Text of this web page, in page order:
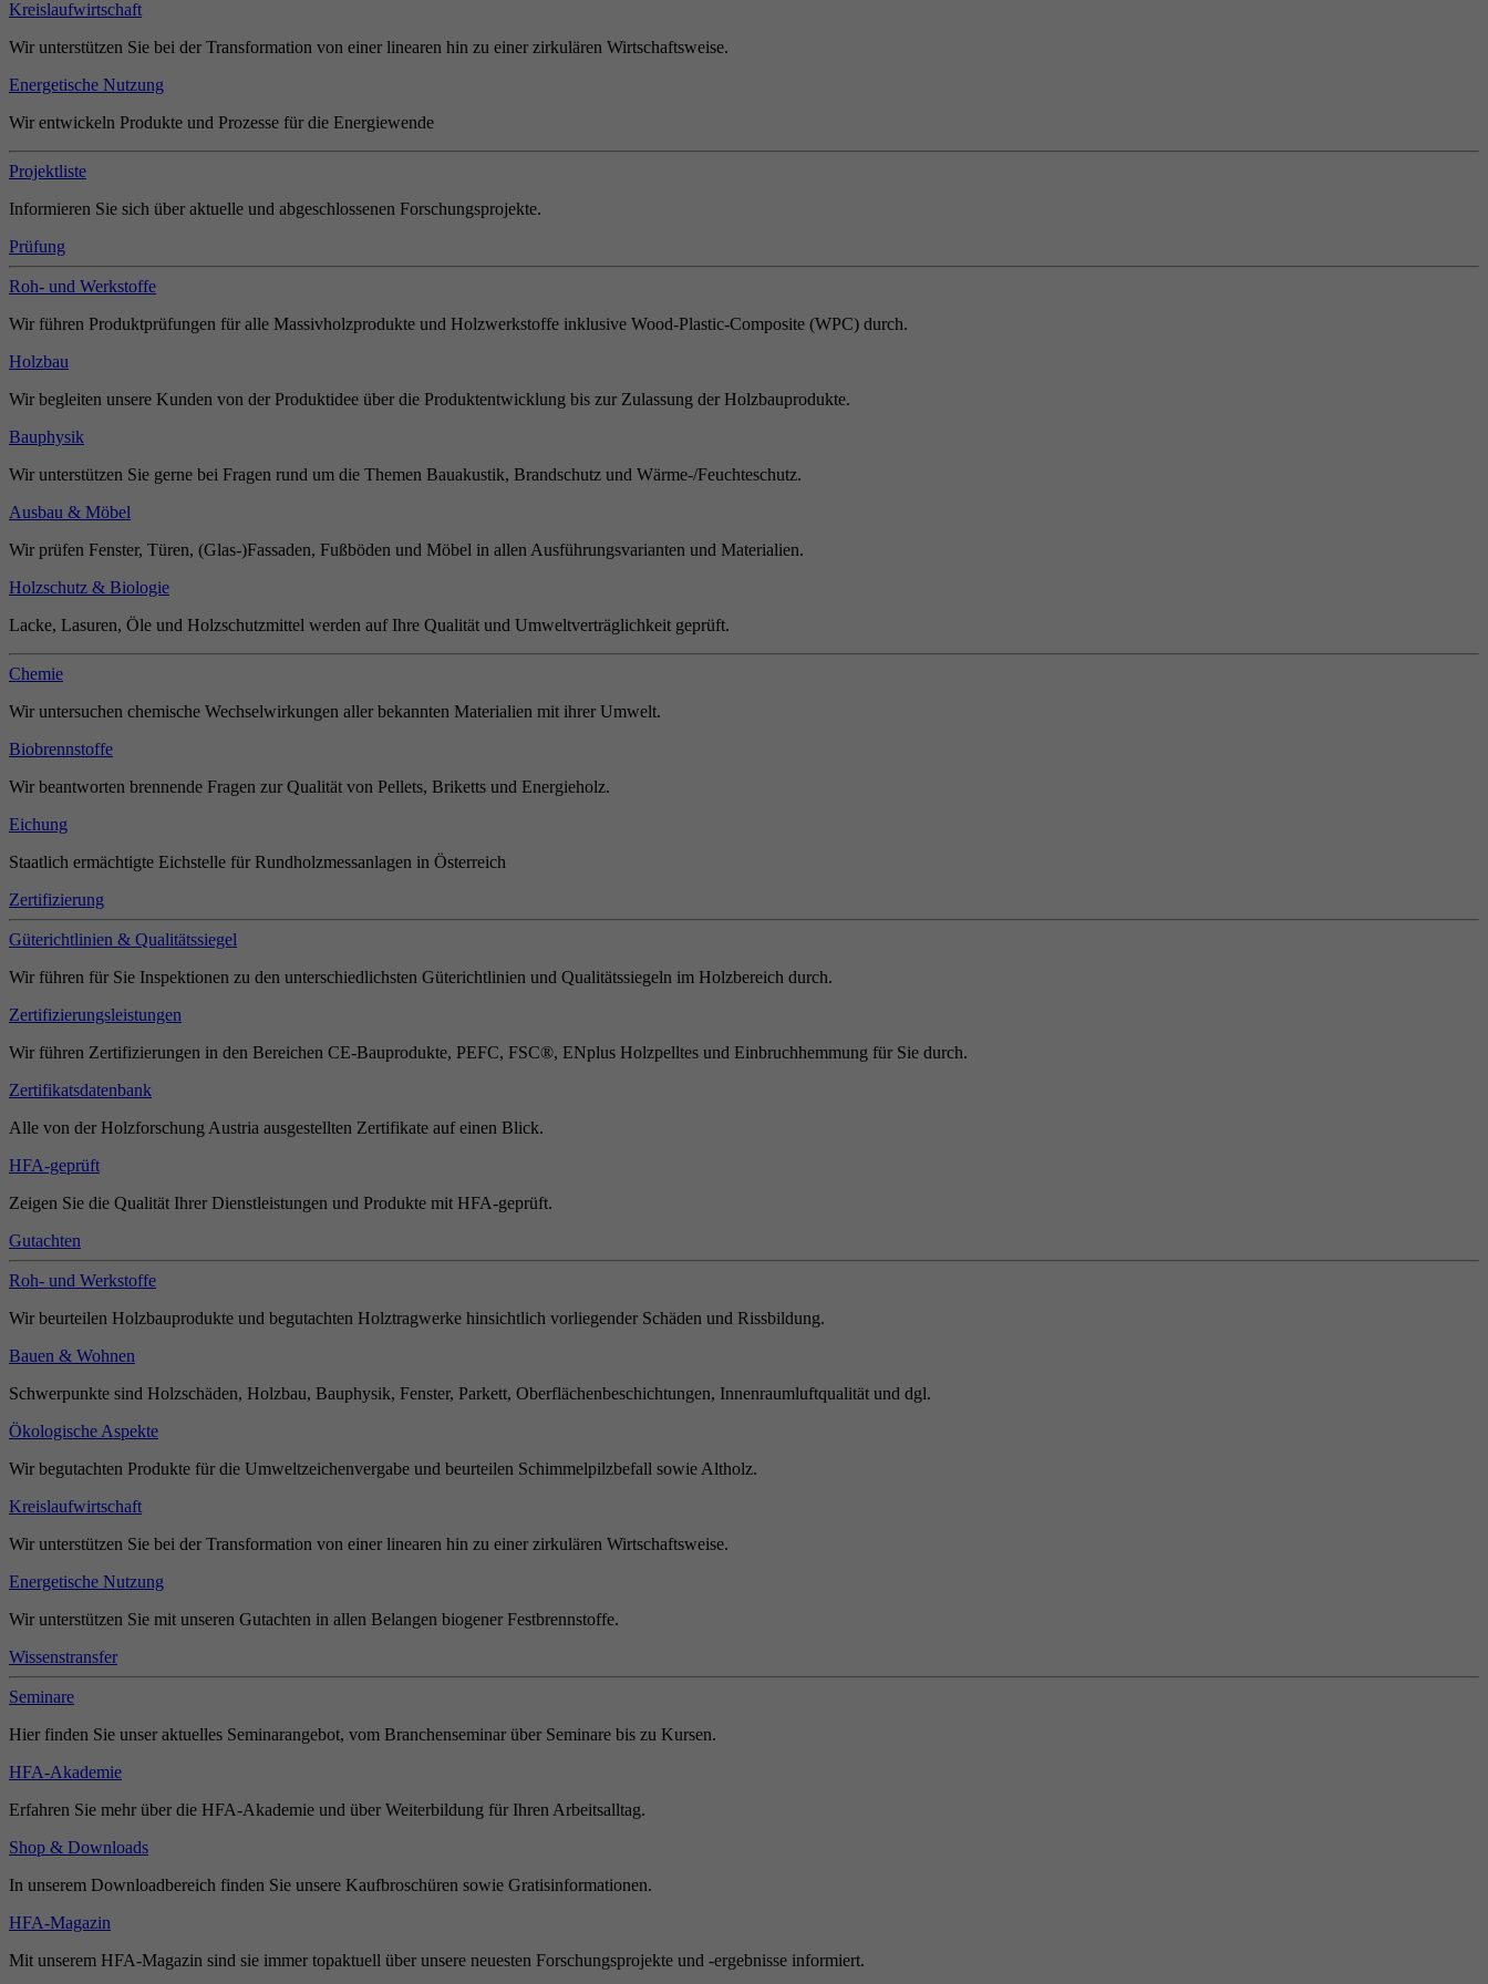
Kreislaufwirtschaft
Wir unterstützen Sie bei der Transformation von einer linearen hin zu einer zirkulären Wirtschaftsweise.
Energetische Nutzung
Wir entwickeln Produkte und Prozesse für die Energiewende
Projektliste
Informieren Sie sich über aktuelle und abgeschlossenen Forschungsprojekte.
Prüfung
Roh- und Werkstoffe
Wir führen Produktprüfungen für alle Massivholzprodukte und Holzwerkstoffe inklusive Wood-Plastic-Composite (WPC) durch.
Holzbau
Wir begleiten unsere Kunden von der Produktidee über die Produktentwicklung bis zur Zulassung der Holzbauprodukte.
Bauphysik
Wir unterstützen Sie gerne bei Fragen rund um die Themen Bauakustik, Brandschutz und Wärme-/Feuchteschutz.
Ausbau & Möbel
Wir prüfen Fenster, Türen, (Glas-)Fassaden, Fußböden und Möbel in allen Ausführungsvarianten und Materialien.
Holzschutz & Biologie
Lacke, Lasuren, Öle und Holzschutzmittel werden auf Ihre Qualität und Umweltverträglichkeit geprüft.
Chemie
Wir untersuchen chemische Wechselwirkungen aller bekannten Materialien mit ihrer Umwelt.
Biobrennstoffe
Wir beantworten brennende Fragen zur Qualität von Pellets, Briketts und Energieholz.
Eichung
Staatlich ermächtigte Eichstelle für Rundholzmessanlagen in Österreich
Zertifizierung
Güterichtlinien & Qualitätssiegel
Wir führen für Sie Inspektionen zu den unterschiedlichsten Güterichtlinien und Qualitätssiegeln im Holzbereich durch.
Zertifizierungsleistungen
Wir führen Zertifizierungen in den Bereichen CE-Bauprodukte, PEFC, FSC®, ENplus Holzpelltes und Einbruchhemmung für Sie durch.
Zertifikatsdatenbank
Alle von der Holzforschung Austria ausgestellten Zertifikate auf einen Blick.
HFA-geprüft
Zeigen Sie die Qualität Ihrer Dienstleistungen und Produkte mit HFA-geprüft.
Gutachten
Roh- und Werkstoffe
Wir beurteilen Holzbauprodukte und begutachten Holztragwerke hinsichtlich vorliegender Schäden und Rissbildung.
Bauen & Wohnen
Schwerpunkte sind Holzschäden, Holzbau, Bauphysik, Fenster, Parkett, Oberflächenbeschichtungen, Innenraumluftqualität und dgl.
Ökologische Aspekte
Wir begutachten Produkte für die Umweltzeichenvergabe und beurteilen Schimmelpilzbefall sowie Altholz.
Kreislaufwirtschaft
Wir unterstützen Sie bei der Transformation von einer linearen hin zu einer zirkulären Wirtschaftsweise.
Energetische Nutzung
Wir unterstützen Sie mit unseren Gutachten in allen Belangen biogener Festbrennstoffe.
Wissenstransfer
Seminare
Hier finden Sie unser aktuelles Seminarangebot, vom Branchenseminar über Seminare bis zu Kursen.
HFA-Akademie
Erfahren Sie mehr über die HFA-Akademie und über Weiterbildung für Ihren Arbeitsalltag.
Shop & Downloads
In unserem Downloadbereich finden Sie unsere Kaufbroschüren sowie Gratisinformationen.
HFA-Magazin
Mit unserem HFA-Magazin sind sie immer topaktuell über unsere neuesten Forschungsprojekte und -ergebnisse informiert.